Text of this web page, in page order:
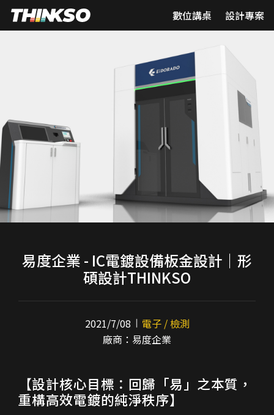
數位講桌 設計專案
易度企業 - IC電鍍設備板金設計｜形
碩設計THINKSO
2021/7/08
電子 / 檢測
廠商：易度企業
【設計核心目標：回歸「易」之本質，
重構高效電鍍的純淨秩序】